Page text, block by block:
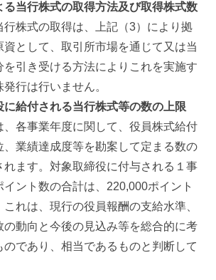
る当行株式の取得方法及び取得株式数
株式の取得は、上記（3）により拠
資として、取引所市場を通じて又は当
を引き受ける方法によりこれを実施す
行は行いません。
に給付される当行株式等の数の上限
各事業年度に関して、役員株式給付
、業績達成度等を勘案して定まる数の
れます。対象取締役に付与される１事
ント数の合計は、220,000ポイント
れは、現行の役員報酬の支給水準、
の動向と今後の見込み等を総合的に考
のであり、相当であるものと判断して